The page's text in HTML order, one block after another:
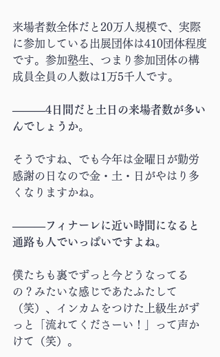
来場者数全体だと20万人規模で、実際
に参加している出展団体は410団体程度
です。参加塾生、つまり参加団体の構
成員全員の人数は1万5千人です。
―――4日間だと土日の来場者数が多い
んでしょうか。
そうですね、でも今年は金曜日が勤労
感謝の日なので金・土・日がやはり多
くなりますかね。
―――フィナーレに近い時間になると
通路も人でいっぱいですよね。
僕たちも裏でずっと今どうなってる
の？みたいな感じであたふたして
（笑）、インカムをつけた上級生がず
っと「流れてくださーい！」って声か
けて（笑）。